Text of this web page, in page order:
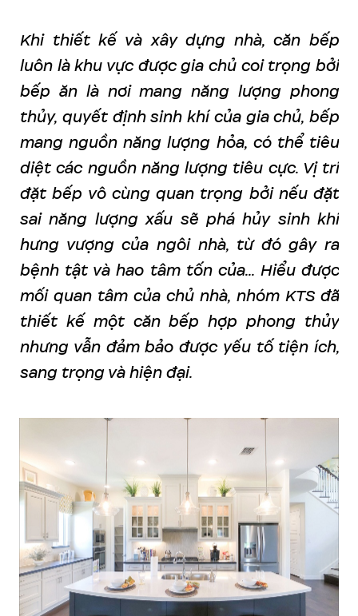
Khi thiết kế và xây dựng nhà, căn bếp
luôn là khu vực được gia chủ coi trọng bởi
bếp ăn là nơi mang năng lượng phong
thủy, quyết định sinh khí của gia chủ, bếp
mang nguồn năng lượng hỏa, có thể tiêu
diệt các nguồn năng lượng tiêu cực. Vị trí
đặt bếp vô cùng quan trọng bởi nếu đặt
sai năng lượng xấu sẽ phá hủy sinh khí
hưng vượng của ngôi nhà, từ đó gây ra
bệnh tật và hao tâm tốn của... Hiểu được
mối quan tâm của chủ nhà, nhóm KTS đã
thiết kế một căn bếp hợp phong thủy
nhưng vẫn đảm bảo được yếu tố tiện ích,
sang trọng và hiện đại.